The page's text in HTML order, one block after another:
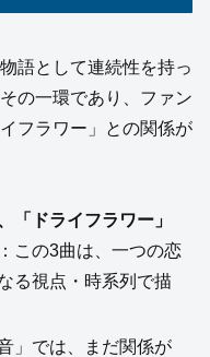
語として連続性を持っ
の一環であり、ファン
フラワー」との関係が
「ドライフラワー」
：この3曲は、一つの恋
る視点・時系列で描
」では、まだ関係が